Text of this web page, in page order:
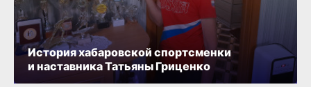
История хабаровской спортсменки
и наставника Татьяны Гриценко